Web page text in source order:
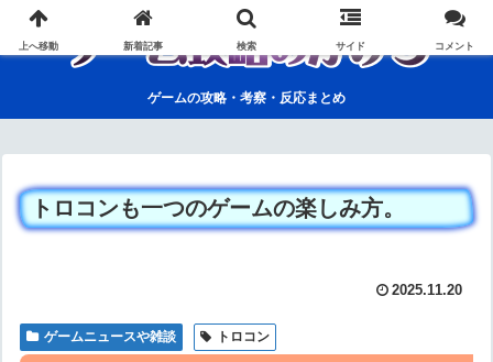
ゲームの攻略・考察・反応まとめ
トロコンも一つのゲームの楽しみ方。
2025.11.20
ゲームニュースや雑談 トロコン
上へ移動 新着記事 検索 サイド コメント